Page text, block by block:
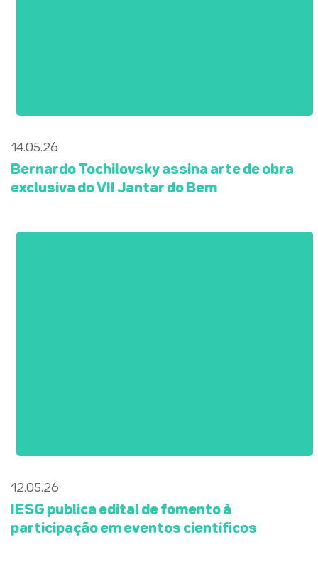
14.05.26
Bernardo Tochilovsky assina arte de obra
exclusiva do VII Jantar do Bem
12.05.26
IESG publica edital de fomento à
participação em eventos científicos